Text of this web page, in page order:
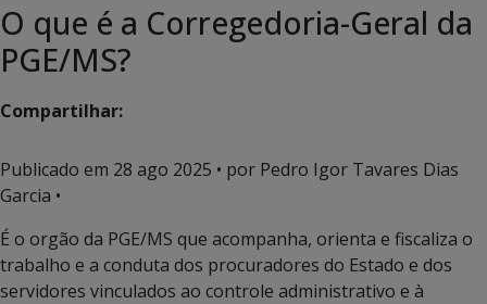
O que é a Corregedoria-Geral da
PGE/MS?
Compartilhar:
Publicado em 28 ago 2025 • por Pedro Igor Tavares Dias
Garcia •
É o orgão da PGE/MS que acompanha, orienta e fiscaliza o
trabalho e a conduta dos procuradores do Estado e dos
servidores vinculados ao controle administrativo e à